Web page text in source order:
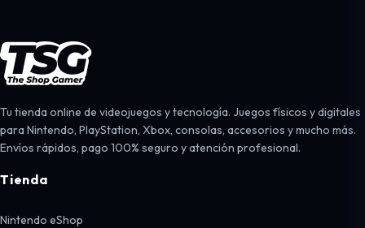
Tu tienda online de videojuegos y tecnología. Juegos físicos y digitales
para Nintendo, PlayStation, Xbox, consolas, accesorios y mucho más.
Envíos rápidos, pago 100% seguro y atención profesional.
Tienda
Nintendo eShop